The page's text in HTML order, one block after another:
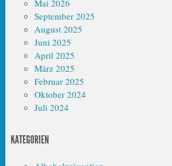
Mai 2026
September 2025
August 2025
Juni 2025
April 2025
März 2025
Februar 2025
Oktober 2024
Juli 2024
KATEGORIEN